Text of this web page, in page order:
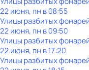
22 июня, пн в 08:55
Улицы разбитых
22 июня, пн в 09:50
Улицы разбитых
22 июня, пн в 17:20
Улицы разбитых